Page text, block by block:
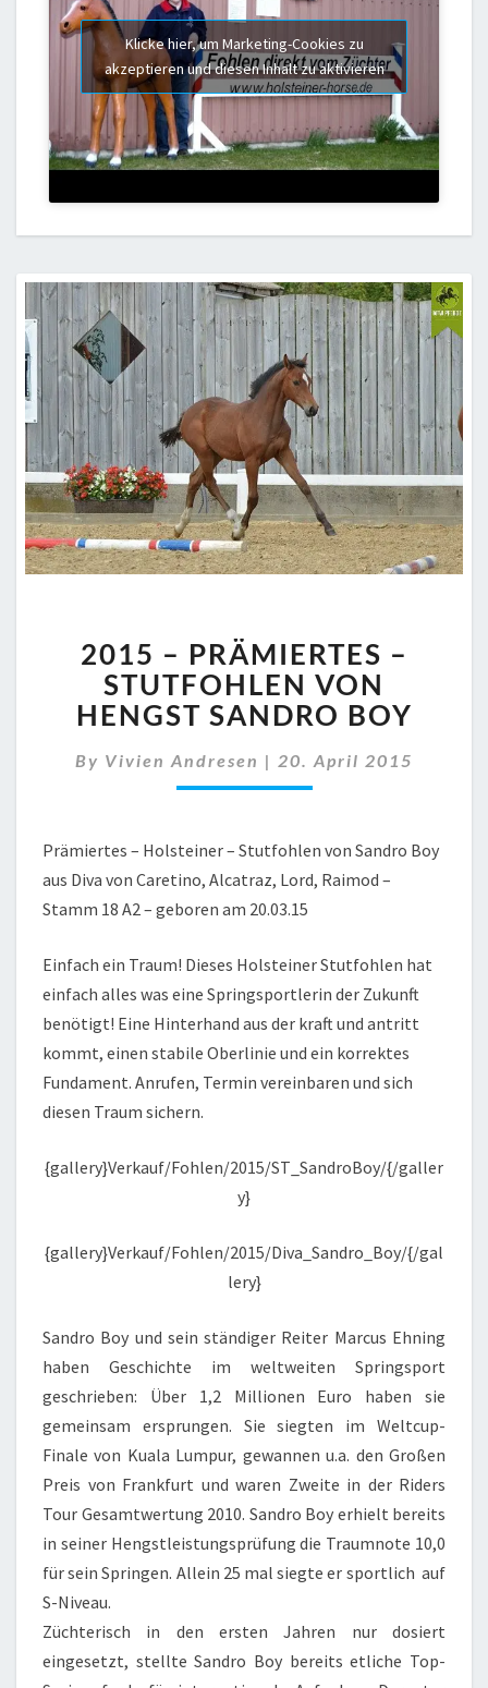
Klicke hier, um Marketing-Cookies zu
akzeptieren und diesen Inhalt zu aktivieren
–
PRÄMIERTES
–
STUTFOHLEN
HENGST
SANDRO
2015 – PRÄMIERTES –
STUTFOHLEN VON
HENGST SANDRO BOY
By Vivien Andresen | 20. April 2015
Prämiertes – Holsteiner – Stutfohlen von Sandro Boy
aus Diva von Caretino, Alcatraz, Lord, Raimod –
Stamm 18 A2 – geboren am 20.03.15
Einfach ein Traum! Dieses Holsteiner Stutfohlen hat
einfach alles was eine Springsportlerin der Zukunft
benötigt! Eine Hinterhand aus der kraft und antritt
kommt, einen stabile Oberlinie und ein korrektes
Fundament. Anrufen, Termin vereinbaren und sich
diesen Traum sichern.
{gallery}Verkauf/Fohlen/2015/ST_SandroBoy/{/galler
y}
{gallery}Verkauf/Fohlen/2015/Diva_Sandro_Boy/{/gal
lery}
Sandro Boy und sein ständiger Reiter Marcus Ehning
haben Geschichte im weltweiten Springsport
geschrieben: Über 1,2 Millionen Euro haben sie
gemeinsam ersprungen. Sie siegten im Weltcup-
Finale von Kuala Lumpur, gewannen u.a. den Großen
Preis von Frankfurt und waren Zweite in der Riders
Tour Gesamtwertung 2010. Sandro Boy erhielt bereits
in seiner Hengstleistungsprüfung die Traumnote 10,0
für sein Springen. Allein 25 mal siegte er sportlich auf
S-Niveau.
Züchterisch in den ersten Jahren nur dosiert
eingesetzt, stellte Sandro Boy bereits etliche Top-